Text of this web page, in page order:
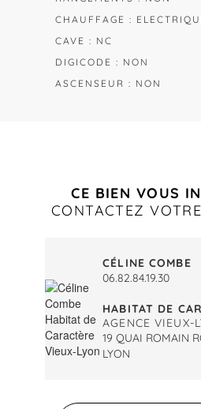
CHAUFFAGE :
CAVE : NC
DIGICODE : NON
ASCENSEUR : NON
CE BIEN VOUS
CONTACTEZ
CÉLINE COMBE
06.82.84.19.30
HABITAT DE
AGENCE VIEUX-
19 QUAI ROMAIN
LYON